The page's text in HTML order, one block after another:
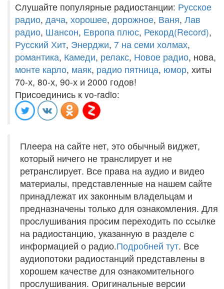
Слушайте популярные радиостанции: Русское
радио, дача, хорошее, дорожное, Ваня, Лав
радио, Шансон, Европа плюс, Рекорд(Record),
Русский Хит, Энерджи, 7 на семи холмах,
романтика, Камеди, релакс, Новое радио, нова,
монте карло, маяк, радио пятница, юмор, хиты
70-х, 80-х, 90-х и 2000 годов!
Присоединись к vo-radio:
Плеера на сайте нет, это обычный виджет,
который ничего не транслирует и не
ретранслирует. Все права на аудио и видео
материалы, представленные на нашем сайте
принадлежат их законным владельцам и
предназначены только для ознакомления. Для
прослушивания просим переходить по ссылке
на радиостанцию, указанную в разделе с
информацией о радио.Подробней тут. Все
аудиопотоки радиостанций представлены в
хорошем качестве для ознакомительного
прослушивания. Оригинальные версии